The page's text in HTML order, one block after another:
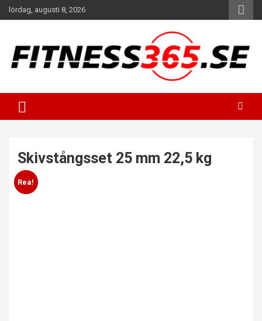
Hoppa
till
lördag, augusti 8, 2026
FITNESS365
Skivstångsset 25 mm 22,5 kg
Rea!